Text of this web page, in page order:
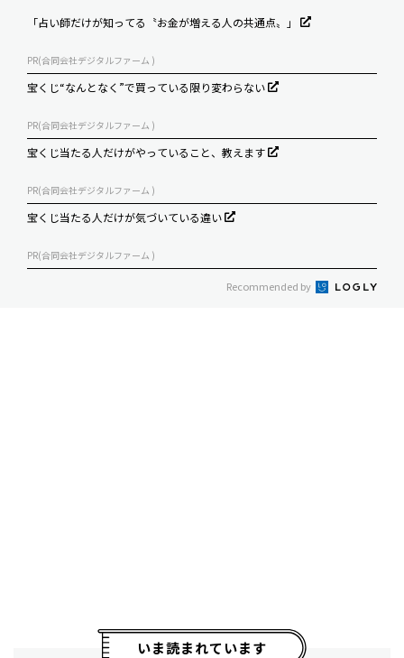
「占い師だけが知ってる〝お金が増える人の共通点〟」
PR(合同会社デジタルファーム )
宝くじ“なんとなく”で買っている限り変わらない
PR(合同会社デジタルファーム )
宝くじ当たる人だけがやっていること、教えます
PR(合同会社デジタルファーム )
宝くじ当たる人だけが気づいている違い
PR(合同会社デジタルファーム )
Recommended by
いま読まれています